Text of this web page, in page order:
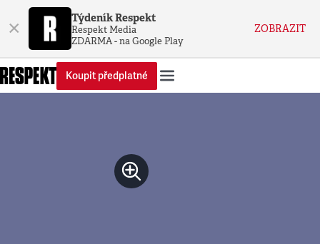
× Týdeník Respekt
Respekt Media
ZDARMA - na Google Play
ZOBRAZIT
Koupit předplatné